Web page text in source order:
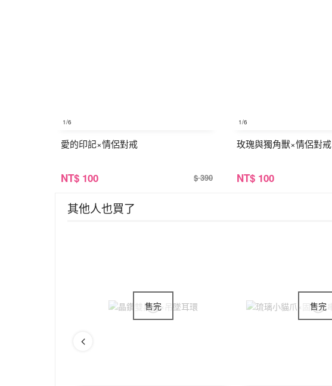
1/6
愛的印記×情侶對戒
NT$ 100 $ 390
1/6
玫瑰與獨角獸×情侶對戒
NT$ 100
其他人也買了